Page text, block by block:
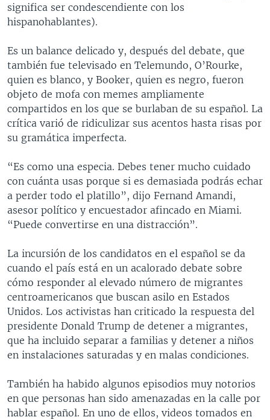
significa ser condescendiente con los
hispanohablantes).
Es un balance delicado y, después del debate, que
también fue televisado en Telemundo, O’Rourke,
quien es blanco, y Booker, quien es negro, fueron
objeto de mofa con memes ampliamente
compartidos en los que se burlaban de su español. La
crítica varió de ridiculizar sus acentos hasta risas por
su gramática imperfecta.
“Es como una especia. Debes tener mucho cuidado
con cuánta usas porque si es demasiada podrás echar
a perder todo el platillo”, dijo Fernand Amandi,
asesor político y encuestador afincado en Miami.
“Puede convertirse en una distracción”.
La incursión de los candidatos en el español se da
cuando el país está en un acalorado debate sobre
cómo responder al elevado número de migrantes
centroamericanos que buscan asilo en Estados
Unidos. Los activistas han criticado la respuesta del
presidente Donald Trump de detener a migrantes,
que ha incluido separar a familias y detener a niños
en instalaciones saturadas y en malas condiciones.
También ha habido algunos episodios muy notorios
en que personas han sido amenazadas en la calle por
hablar español. En uno de ellos, videos tomados en